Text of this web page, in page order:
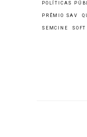
POLÍTICAS
PRÊMIO SAV
SEMCINE SOFT